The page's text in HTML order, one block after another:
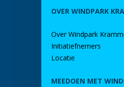
OVER WINDPARK
Over Windpark
Initiatiefnemers
Locatie
MEEDOEN MET